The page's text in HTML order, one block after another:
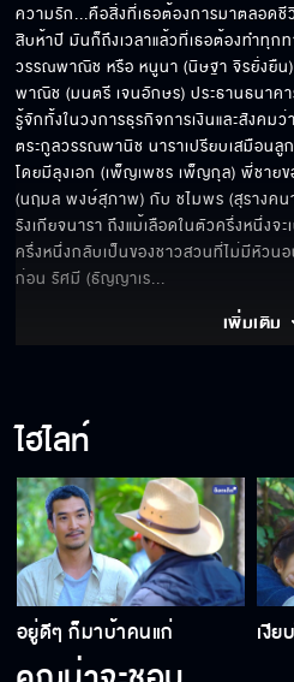
ความรัก...คือสิ่งที่เธอต้องการมาตลอด
สิบห้าปี มันก็ถึงเวลาแล้วที่เธอต้องทำทุก
วรรณพาณิช หรือ หนูนา (นิษฐา จิรยั่งยื
พาณิช (มนตรี เจนอักษร) ประธานธนาค
รู้จักทั้งในวงการธุรกิจการเงินและสังคม
ตระกูลวรรณพานิช นาราเปรียบเสมือนลู
โดยมีลุงเอก (เพ็ญเพชร เพ็ญกุล) พี่ชายข
(นฤมล พงษ์สุภาพ) กับ ชไมพร (สุรางคน
รังเกียจนารา ถึงแม้เลือดในตัวครึ่งหนึ่ง
ครึ่งหนึ่งกลับเป็นของชาวสวนที่ไม่มีหัวน
ก่อน รัศมี (ธัญญาเร...
เพิ่มเติม
ไฮไลท์
อยู่ดีๆ ก็มาบ้าคนแก่ เงี